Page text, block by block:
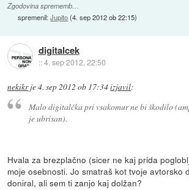
Zgodovina sprememb…
spremenil:Jupito(4. sep 2012 ob 22:15)
digitalcek
::4. sep 2012, 22:50
nekikrje4. sep 2012 ob 17:34izjavil:
Malo digitalčka pri vsakomur ne bi škodilo
je ubrisan).
Hvala za brezplačno (sicer ne kaj prida
moje osebnosti. Jo smatraš kot tvoje avtorsko
doniral, ali sem ti zanjo kaj dolžan?